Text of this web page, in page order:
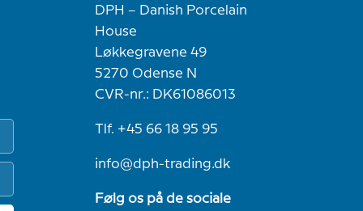
DPH – Danish Porcelain
House
Løkkegravene 49
5270 Odense N
CVR-nr.: DK61086013
Tlf. +45 66 18 95 95
info@dph-trading.dk
Følg os på de sociale